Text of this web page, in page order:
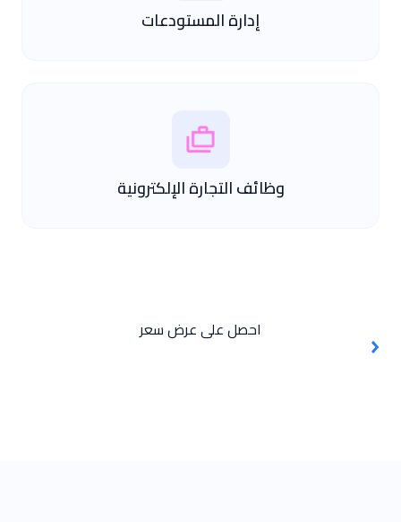
إدارة المستودعات
وظائف التجارة الإلكترونية
احصل على عرض سعر